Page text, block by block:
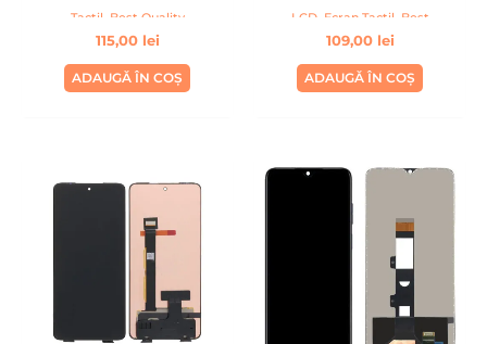
Tactil, Best Quality
115,00 lei
ADAUGĂ ÎN COȘ
LCD, Ecran Tactil, Best
Quality
109,00 lei
ADAUGĂ ÎN COȘ